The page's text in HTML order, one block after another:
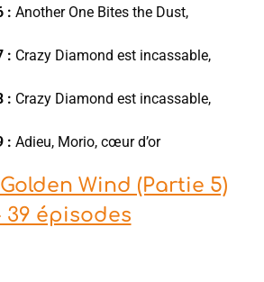
: Another One Bites the Dust,
: Crazy Diamond est incassable,
: Crazy Diamond est incassable,
: Adieu, Morio, cœur d’or
Wind (Partie 5)
39 épisodes